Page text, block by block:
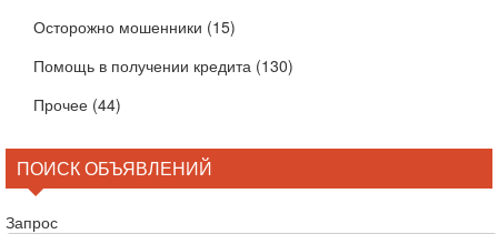
Осторожно мошенники (15)
Помощь в получении кредита (130)
Прочее (44)
ПОИСК ОБЪЯВЛЕНИЙ
Запрос